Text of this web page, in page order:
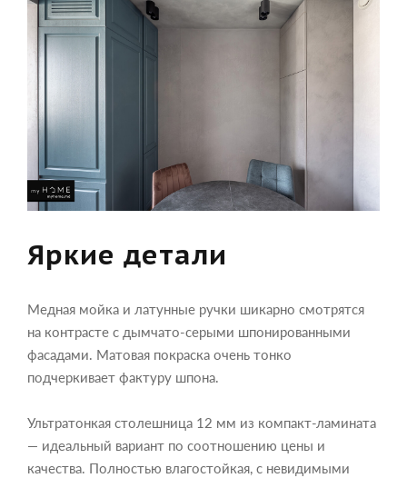
Яркие детали
Медная мойка и латунные ручки шикарно смотрятся
на контрасте с дымчато-серыми шпонированными
фасадами. Матовая покраска очень тонко
подчеркивает фактуру шпона.
Ультратонкая столешница 12 мм из компакт-ламината
— идеальный вариант по соотношению цены и
качества. Полностью влагостойкая, с невидимыми